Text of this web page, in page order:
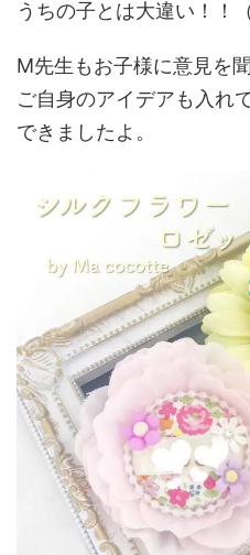
うちの子とは大違い！！（
M先生もお子様に意見を聞
ご自身のアイデアも入れ
できましたよ。